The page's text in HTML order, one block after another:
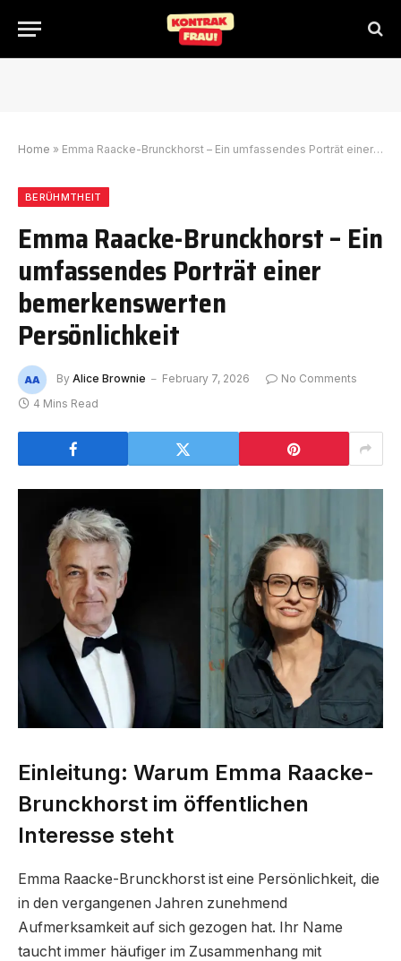
Home » Emma Raacke-Brunckhorst – Ein umfassendes Porträt einer bemerkenswerten Persönlichkeit
BERÜHMTHEIT
Emma Raacke-Brunckhorst – Ein
umfassendes Porträt einer
bemerkenswerten
Persönlichkeit
By Alice Brownie February 7, 2026
No Comments
4 Mins Read
Einleitung: Warum Emma Raacke-
Brunckhorst im öffentlichen
Interesse steht
Emma Raacke-Brunckhorst ist eine Persönlichkeit, die
in den vergangenen Jahren zunehmend
Aufmerksamkeit auf sich gezogen hat. Ihr Name
taucht immer häufiger im Zusammenhang mit